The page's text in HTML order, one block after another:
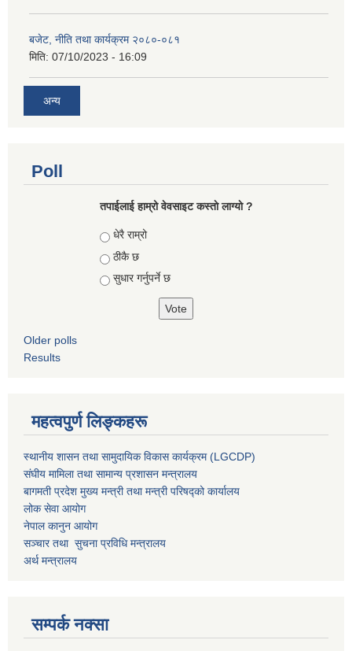
बजेट, नीति तथा कार्यक्रम २०८०-०८१
मिति: 07/10/2023 - 16:09
अन्य
Poll
तपाईलाई हाम्रो वेवसाइट कस्ताे लाग्याे ?
Choices
धेरै राम्रो
ठीकै छ
सुधार गर्नुपर्ने छ
Older polls
Results
महत्वपुर्ण लिङ्कहरू
स्थानीय शासन तथा सामुदायिक विकास कार्यक्रम (LGCDP)
संघीय मामिला तथा सामान्य प्रशासन मन्त्रालय
बागमती प्रदेश मुख्य मन्त्री तथा मन्त्री परिषद्को कार्यालय
लोक सेवा आयोग
नेपाल कानुन आयोग
सञ्चार तथा सुचना प्रविधि मन्त्रालय
अर्थ मन्त्रालय
सम्पर्क नक्सा